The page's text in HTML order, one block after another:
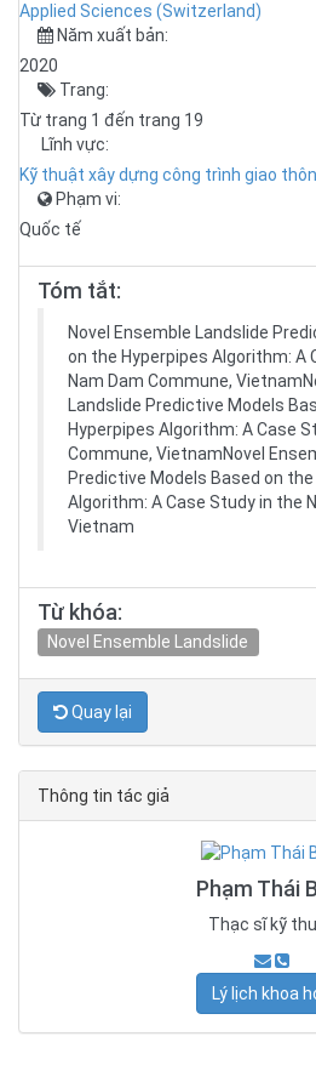
Applied Sciences (Switzerland)
Năm xuất bản:
2020
Trang:
Từ trang 1 đến trang 19
Lĩnh vực:
Kỹ thuật xây dựng công trình giao
Phạm vi:
Quốc tế
Tóm tắt:
Novel Ensemble Landslide
on the Hyperpipes Algorithm: A
Nam Dam Commune,
Landslide Predictive Models
Hyperpipes Algorithm: A Case
Commune, VietnamNovel
Predictive Models Based on
Algorithm: A Case Study in the
Vietnam
Từ khóa:
Novel Ensemble Landslide
Quay lại
Thông tin tác giả
Phạm Thái
Thạc sĩ kỹ
Lý lịch khoa